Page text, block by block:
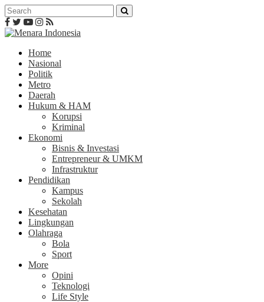
Home
Nasional
Politik
Metro
Daerah
Hukum & HAM
Korupsi
Kriminal
Ekonomi
Bisnis & Investasi
Entrepreneur & UMKM
Infrastruktur
Pendidikan
Kampus
Sekolah
Kesehatan
Lingkungan
Olahraga
Bola
Sport
More
Opini
Teknologi
Life Style